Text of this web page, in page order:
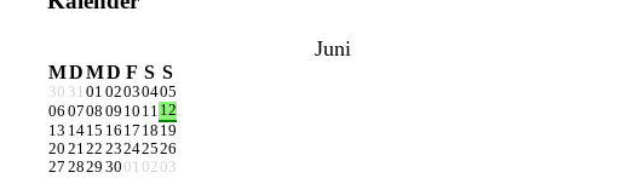
Juni
MDMD F S S
30 31 01 02030405
06 0708 09 10 11 12
13 1415 16 17 18 19
20 2122 23242526
27 2829 30 01 02 03